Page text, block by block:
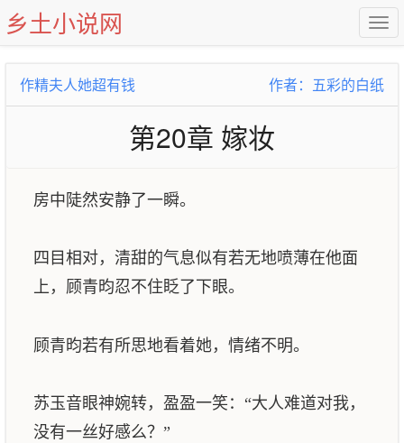
乡土小说网
作精夫人她超有钱 作者：五彩的白纸
第20章 嫁妆
房中陡然安静了一瞬。
四目相对，清甜的气息似有若无地喷薄在他面
上，顾青昀忍不住眨了下眼。
顾青昀若有所思地看着她，情绪不明。
苏玉音眼神婉转，盈盈一笑：“大人难道对我，
没有一丝好感么？”